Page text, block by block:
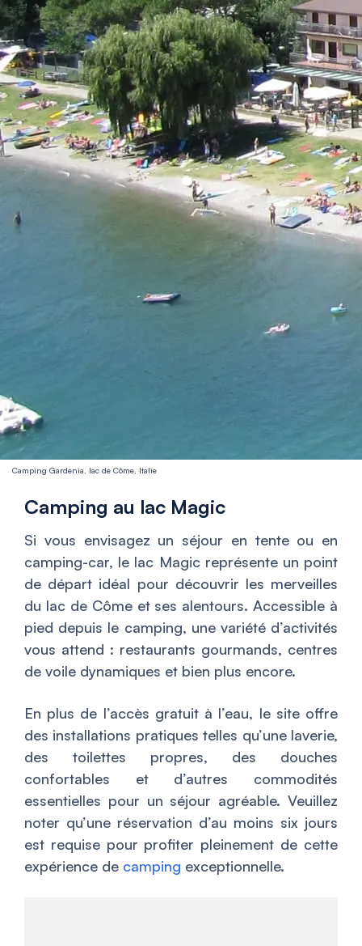
Camping Gardenia, lac de Côme, Italie
Camping au lac Magic
Si vous envisagez un séjour en tente ou en
camping-car, le lac Magic représente un point
de départ idéal pour découvrir les merveilles
du lac de Côme et ses alentours. Accessible à
pied depuis le camping, une variété d’activités
vous attend : restaurants gourmands, centres
de voile dynamiques et bien plus encore.
En plus de l’accès gratuit à l’eau, le site offre
des installations pratiques telles qu’une laverie,
des toilettes propres, des douches
confortables et d’autres commodités
essentielles pour un séjour agréable. Veuillez
noter qu’une réservation d’au moins six jours
est requise pour profiter pleinement de cette
expérience de camping exceptionnelle.